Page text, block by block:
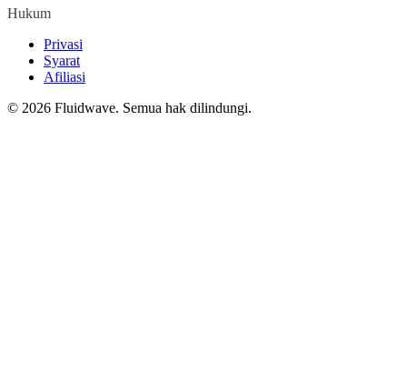
Hukum
Privasi
Syarat
Afiliasi
© 2026 Fluidwave. Semua hak dilindungi.